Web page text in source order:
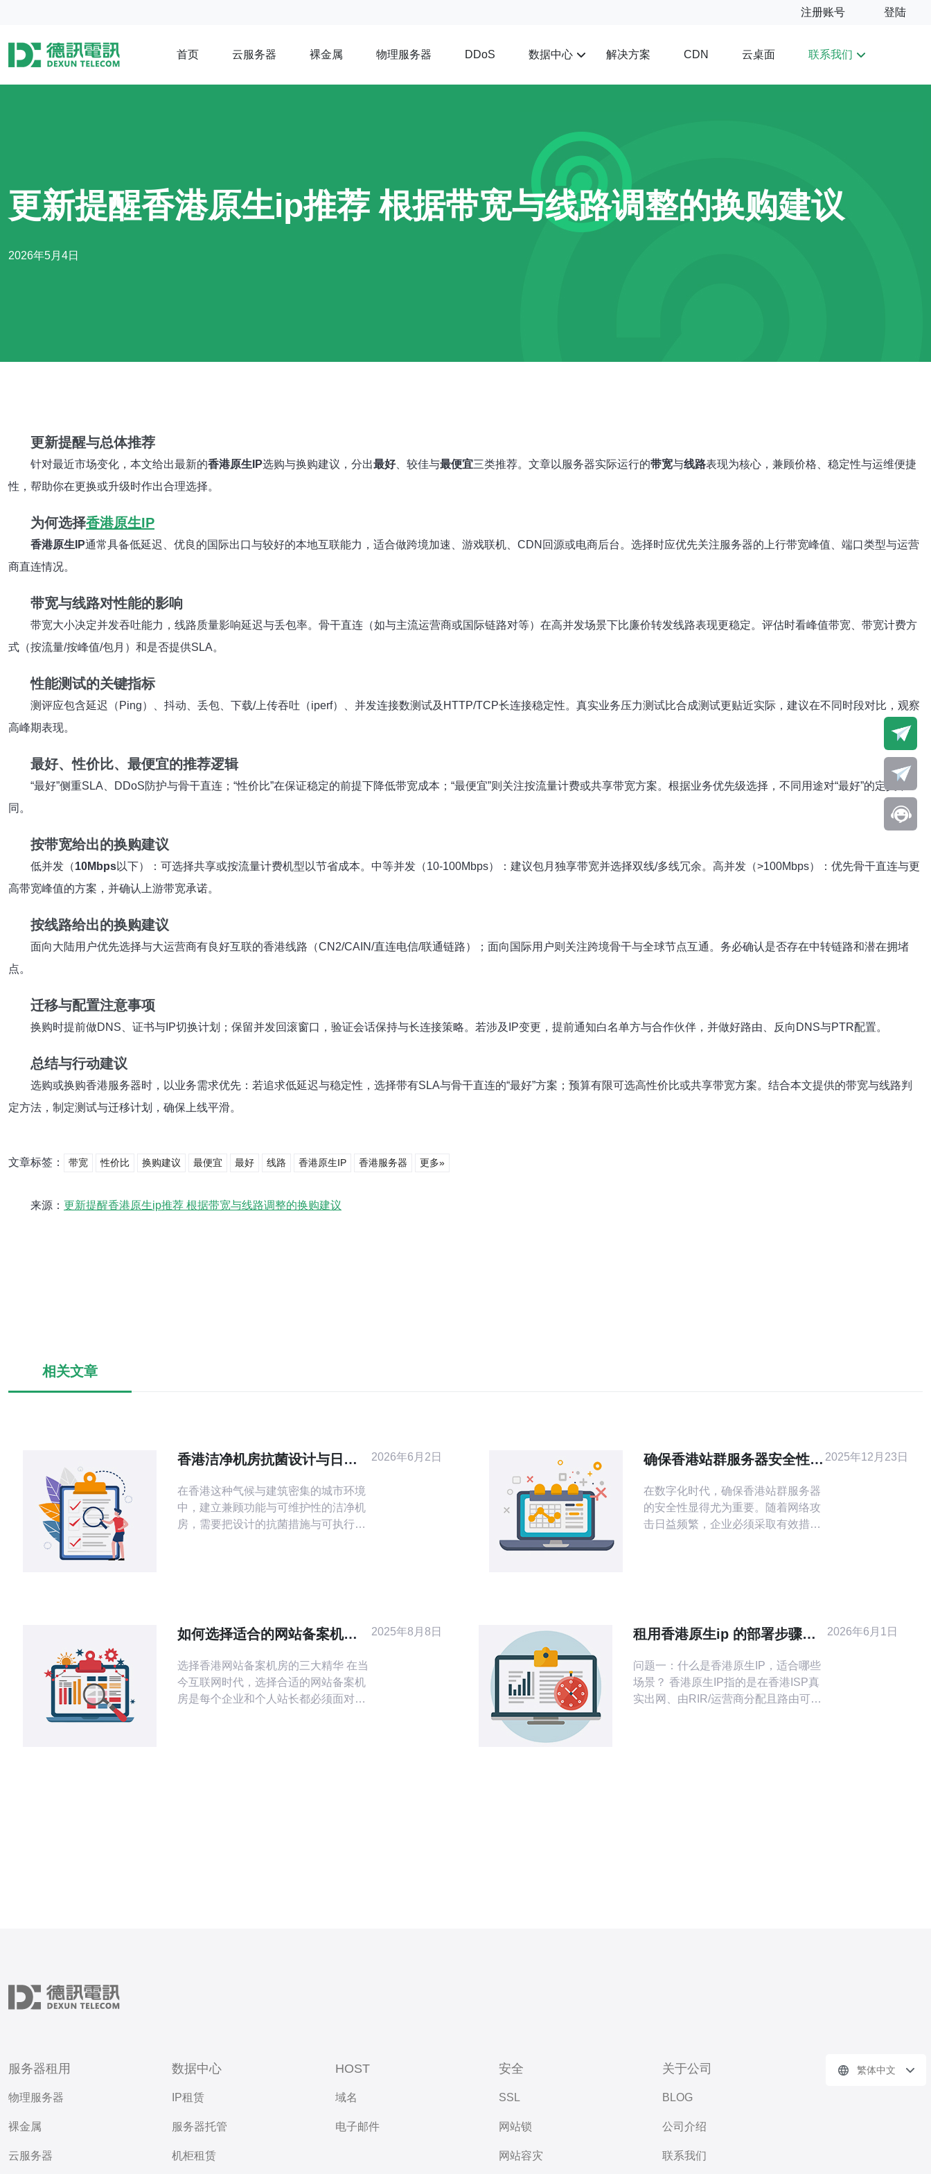
注册账号 登陆
首页 云服务器 裸金属 物理服务器 DDoS 数据中心 解决方案 CDN 云桌面 联系我们
更新提醒香港原生ip推荐 根据带宽与线路调整的换购建议
2026年5月4日
更新提醒与总体推荐
针对最近市场变化，本文给出最新的香港原生IP选购与换购建议，分出最好、较佳与最便宜三类推荐。文章以服务器实际运行的带宽与线路表现为核心，兼顾价格、稳定性与运维便捷
性，帮助你在更换或升级时作出合理选择。
为何选择香港原生IP
香港原生IP通常具备低延迟、优良的国际出口与较好的本地互联能力，适合做跨境加速、游戏联机、CDN回源或电商后台。选择时应优先关注服务器的上行带宽峰值、端口类型与运营
商直连情况。
带宽与线路对性能的影响
带宽大小决定并发吞吐能力，线路质量影响延迟与丢包率。骨干直连（如与主流运营商或国际链路对等）在高并发场景下比廉价转发线路表现更稳定。评估时看峰值带宽、带宽计费方
式（按流量/按峰值/包月）和是否提供SLA。
性能测试的关键指标
测评应包含延迟（Ping）、抖动、丢包、下载/上传吞吐（iperf）、并发连接数测试及HTTP/TCP长连接稳定性。真实业务压力测试比合成测试更贴近实际，建议在不同时段对比，观察
高峰期表现。
最好、性价比、最便宜的推荐逻辑
“最好”侧重SLA、DDoS防护与骨干直连；“性价比”在保证稳定的前提下降低带宽成本；“最便宜”则关注按流量计费或共享带宽方案。根据业务优先级选择，不同用途对“最好”的定义不
同。
按带宽给出的换购建议
低并发（10Mbps以下）：可选择共享或按流量计费机型以节省成本。中等并发（10-100Mbps）：建议包月独享带宽并选择双线/多线冗余。高并发（>100Mbps）：优先骨干直连与更
高带宽峰值的方案，并确认上游带宽承诺。
按线路给出的换购建议
面向大陆用户优先选择与大运营商有良好互联的香港线路（CN2/CAIN/直连电信/联通链路）；面向国际用户则关注跨境骨干与全球节点互通。务必确认是否存在中转链路和潜在拥堵
点。
迁移与配置注意事项
换购时提前做DNS、证书与IP切换计划；保留并发回滚窗口，验证会话保持与长连接策略。若涉及IP变更，提前通知白名单方与合作伙伴，并做好路由、反向DNS与PTR配置。
总结与行动建议
选购或换购香港服务器时，以业务需求优先：若追求低延迟与稳定性，选择带有SLA与骨干直连的“最好”方案；预算有限可选高性价比或共享带宽方案。结合本文提供的带宽与线路判
定方法，制定测试与迁移计划，确保上线平滑。
文章标签： 带宽 性价比 换购建议 最便宜 最好 线路 香港原生IP 香港服务器 更多»
来源： 更新提醒香港原生ip推荐 根据带宽与线路调整的换购建议
相关文章
香港洁净机房抗菌设计与日常
在香港这种气候与建筑密集的城市环境
中，建立兼顾功能与可维护性的洁净机
房，需要把设计的抗菌措施与可执行的
机房长期稳定性。 为什么要在香港的机
房里优先考虑抗菌设计? 香港属亚热带
2026年6月2日
确保香港站群服务器安全性的
在数字化时代，确保香港站群服务器
的安全性显得尤为重要。随着网络攻
击日益频繁，企业必须采取有效措施
企业面临多种安全风险。常见的风险
包括恶意软件攻击、DDoS攻击、数
2025年12月23日
如何选择适合的网站备案机房
选择香港网站备案机房的三大精华 在当
今互联网时代，选择合适的网站备案机
房是每个企业和个人站长都必须面对的
2025年8月8日
租用香港原生ip 的部署步骤与
问题一：什么是香港原生IP，适合哪些
场景？ 香港原生IP指的是在香港ISP真
实出网、由RIR/运营商分配且路由可见
2026年6月1日
服务器租用
物理服务器
裸金属
云服务器
数据中心
IP租赁
服务器托管
机柜租赁
HOST
域名
电子邮件
安全
SSL
网站锁
网站容灾
关于公司
BLOG
公司介绍
联系我们
繁体中文